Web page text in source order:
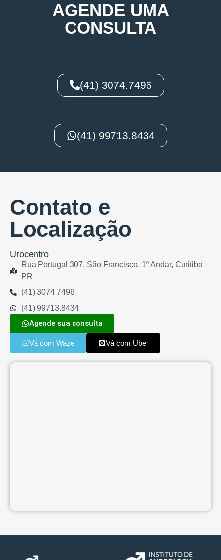
AGENDE UMA
CONSULTA
(41) 3074.7496
(41) 99713.8434
Contato e
Localização
Urocentro
Rua Portugal 307, São Francisco, 1º Andar, Curitiba –
PR
(41) 3074 7496
(41) 99713.8434
Agende sua consulta
Vá com Waze Vá com Uber